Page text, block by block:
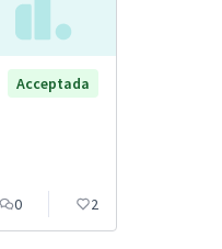
Acceptada
0 2